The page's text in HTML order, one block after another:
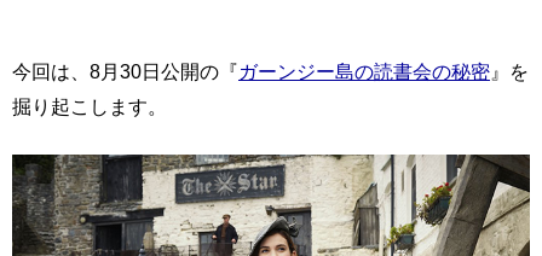
今回は、8月30日公開の『ガーンジー島の読書会の秘密 』を
掘り起こします。